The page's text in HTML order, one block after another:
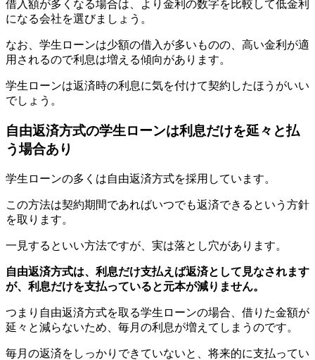
借入額が多くなる場合は、より金利の数字を比較して低金利
になる会社を選びましょう。
なお、学生ローンは少額の借入が多いものの、高い金利が適
用されるので利息は増える傾向があります。
学生ローンは返済時の利息に気を付けて契約したほうがいい
でしょう。
自由返済方式の学生ローンは利息だけを延々と払
う場合あり
学生ローンの多くは自由返済方式を採用しています。
この方法は契約期間であればいつでも返済できるという方針
を取ります。
一見するといい方法ですが、実は落とし穴があります。
自由返済方式は、利息だけ支払えば返済として見なされます
が、利息だけを支払っていると元本が減りません。
つまり自由返済方式を取る学生ローンの場合、借りた金額が
延々と減らないため、毎月の利息が増えてしまうのです。
毎月の返済をしっかりできていないと、将来的に支払ってい